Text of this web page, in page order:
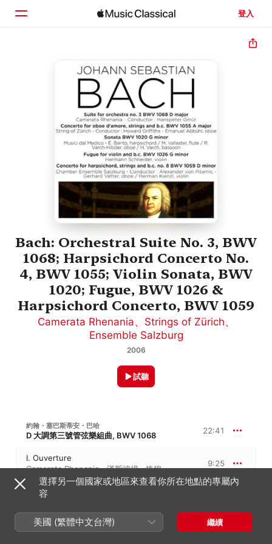
登入
Bach: Orchestral Suite No. 3, BWV
1068; Harpsichord Concerto No.
4, BWV 1055; Violin Sonata, BWV
1020; Fugue, BWV 1026 &
Harpsichord Concerto, BWV 1059
Camerata Rhenania、 Strings of Zürich、
Ensemble Salzburg
2006
試聽
約翰・塞巴斯蒂安・巴哈
D 大調第三號管弦樂組曲, BWV 1068 22:41
I. Ouverture
Camerata Rhenania、漢斯彼得 · 格穆
9:25
II. Air
III. Gavotte No. 1 - IV. Gavotte No. 2
Camerata Rhenania、漢斯彼得 · 格穆
3:46
選擇另一個國家或地區來查看你所在地點的專屬內
容
美國 (繁體中文台灣) 繼續